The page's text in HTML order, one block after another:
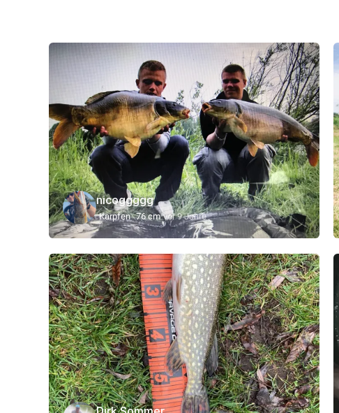
nicoggggg
Karpfen 76 cm vor 9 Jahre